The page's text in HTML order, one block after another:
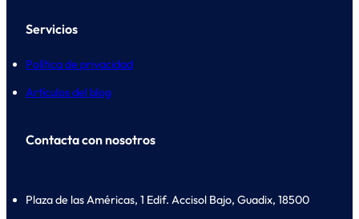
Servicios
Política de privacidad
Artículos del blog
Contacta con nosotros
Plaza de las Américas, 1 Edif. Accisol Bajo, Guadix, 18500